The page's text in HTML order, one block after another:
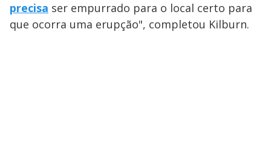
precisa ser empurrado para o local certo para
que ocorra uma erupção", completou Kilburn.